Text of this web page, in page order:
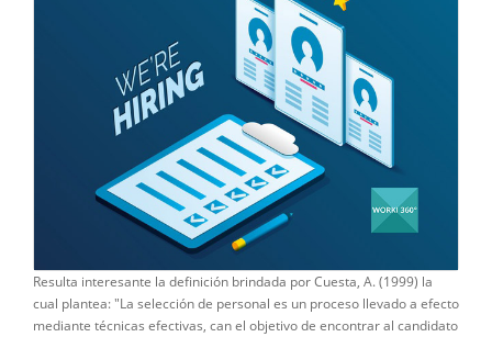
Resulta interesante la definición brindada por Cuesta, A. (1999) la
cual plantea: "La selección de personal es un proceso llevado a efecto
mediante técnicas efectivas, can el objetivo de encontrar al candidato